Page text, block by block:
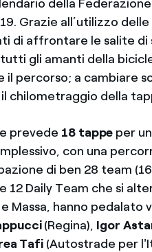
della
Grazie all’utilizzo delle
di affrontare le salite di
gli amanti della
il percorso; a cambiare
chilometraggio della
prevede 18 tappe per
con una
di ben 28 team
12 Daily Team che si
Massa, hanno pedalato
(Regina), Igor
Tafi (Autostrade per